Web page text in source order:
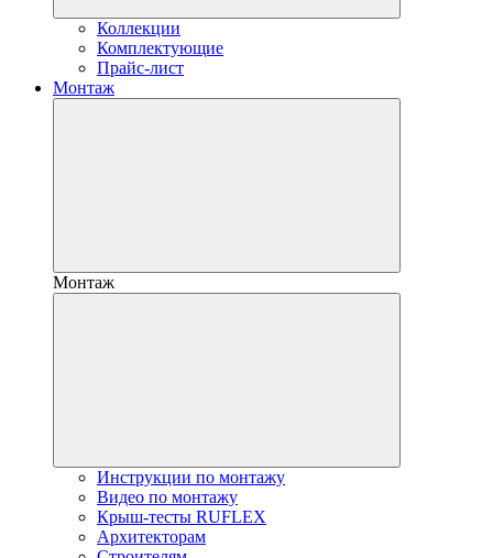
Коллекции
Комплектующие
Прайс-лист
Монтаж
Монтаж
Инструкции по монтажу
Видео по монтажу
Крыш-тесты RUFLEX
Архитекторам